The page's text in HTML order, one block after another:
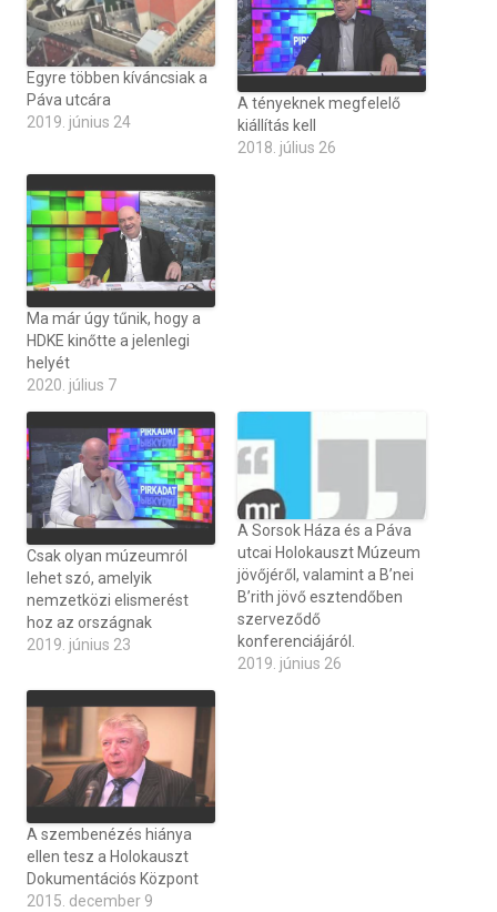
Egyre többen kíváncsiak a
Páva utcára
2019. június 24
A tényeknek megfelelő
kiállítás kell
2018. július 26
Ma már úgy tűnik, hogy a
HDKE kinőtte a jelenlegi
helyét
2020. július 7
Csak olyan múzeumról
lehet szó, amelyik
nemzetközi elismerést
hoz az országnak
2019. június 23
A Sorsok Háza és a Páva
utcai Holokauszt Múzeum
jövőjéről, valamint a B’nei
B’rith jövő esztendőben
szerveződő
konferenciájáról.
2019. június 26
A szembenézés hiánya
ellen tesz a Holokauszt
Dokumentációs Központ
2015. december 9